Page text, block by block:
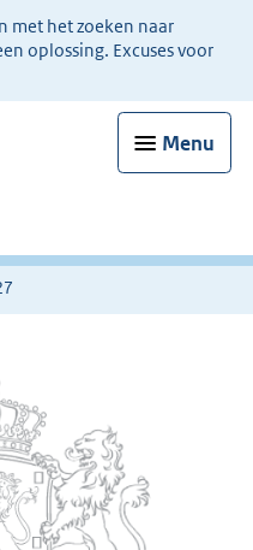
met het zoeken naar
oplossing. Excuses voor
Menu